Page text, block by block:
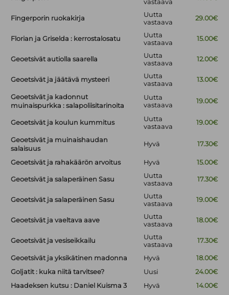
vastaava
Fingerporin ruokakirja
Uutta
vastaava
29.00€
Florian ja Griselda : kerrostalosatu
Uutta
vastaava
15.00€
Geoetsivät autiolla saarella
Uutta
vastaava
12.00€
Geoetsivät ja jäätävä mysteeri
Uutta
vastaava
13.00€
Geoetsivät ja kadonnut
muinaispurkka : salapoliisitarinoita
Uutta
vastaava
19.00€
Geoetsivät ja koulun kummitus
Uutta
vastaava
19.00€
Geoetsivät ja muinaishaudan
salaisuus
Hyvä 17.30€
Geoetsivät ja rahakäärön arvoitus Hyvä 15.00€
Geoetsivät ja salaperäinen Sasu
Uutta
vastaava
17.30€
Geoetsivät ja salaperäinen Sasu
Uutta
vastaava
19.00€
Geoetsivät ja vaeltava aave
Uutta
vastaava
18.00€
Geoetsivät ja vesiseikkailu
Uutta
vastaava
17.30€
Geoetsivät ja yksikätinen madonna Hyvä
18.00€
Goljatit : kuka niitä tarvitsee?
Uusi
24.00€
Haadeksen kutsu : Daniel Kuisma 3
Hyvä
14.00€